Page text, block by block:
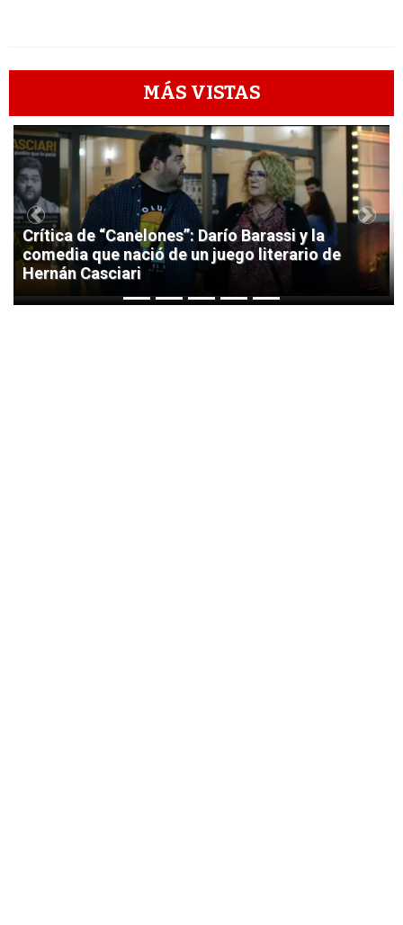
MÁS VISTAS
1
Crítica de “Canelones”: Darío Barassi y la
comedia que nació de un juego literario de
Hernán Casciari
Previous Next